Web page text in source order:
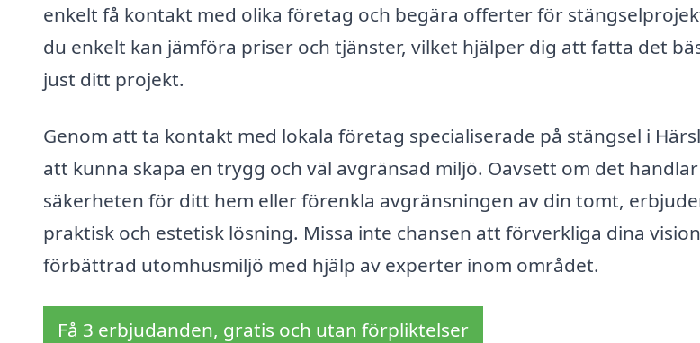
enkelt få kontakt med olika företag och begära offerter för
du enkelt kan jämföra priser och tjänster, vilket hjälper dig att fatta det
just ditt projekt.
Genom att ta kontakt med lokala företag specialiserade på stängsel i
att kunna skapa en trygg och väl avgränsad miljö. Oavsett om det
säkerheten för ditt hem eller förenkla avgränsningen av din tomt,
praktisk och estetisk lösning. Missa inte chansen att förverkliga dina
förbättrad utomhusmiljö med hjälp av experter inom området.
Få 3 erbjudanden, gratis och utan förpliktelser